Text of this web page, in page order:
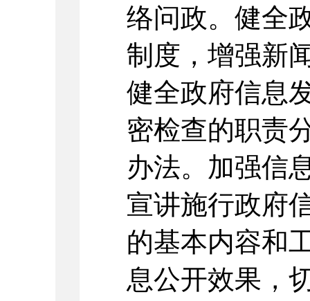
络问政。健全
制度，增强新
健全政府信息
密检查的职责
办法。加强信
宣讲施行政府
的基本内容和
息公开效果，